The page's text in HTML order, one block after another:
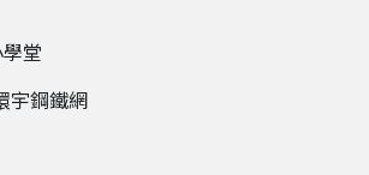
堂
宇鋼鐵網